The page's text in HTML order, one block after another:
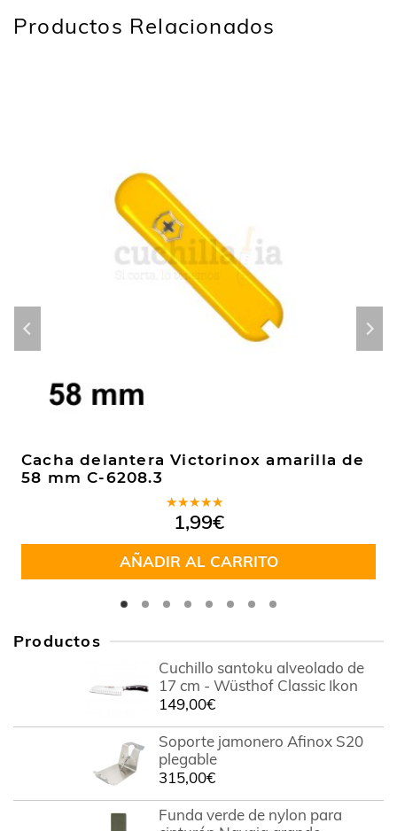
Productos Relacionados
Cacha delantera Victorinox amarilla de
58 mm C-6208.3
Valorado
en5.00de
5
1,99€
AÑADIR AL CARRITO
Productos
Cuchillo santoku alveolado de
17 cm - Wüsthof Classic Ikon
149,00€
Soporte jamonero Afinox S20
plegable
315,00€
Funda verde de nylon para